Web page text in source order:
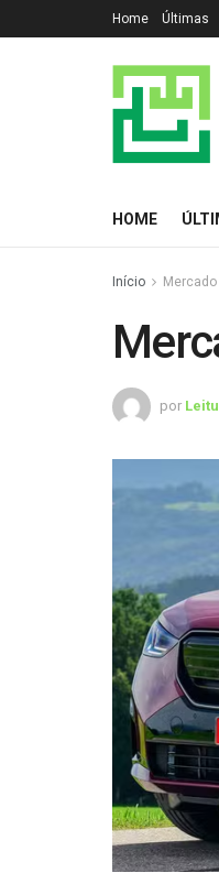
Home Últimas
HOME
Início
por